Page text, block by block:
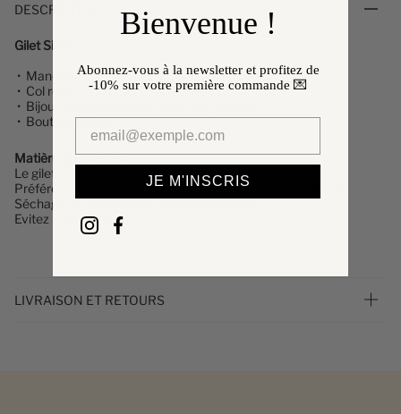
DESCRIPTION
Gilet Sibel
• Manches longues
• Col rond
• Bijoux décoratifs sur le col et les poches
• Boutons bijoux
Matière & Entretien
Le gilet
est composé à 80% d'acrylique et 20% de coton.
Préférez un lavage en machine à 30°, programme délicat.
Séchage et repassage à faible température.
Evitez le sèche linge !
LIVRAISON ET RETOURS
Bienvenue !
Abonnez-vous à la newsletter et profitez de
-10% sur votre première commande 💌
JE M'INSCRIS